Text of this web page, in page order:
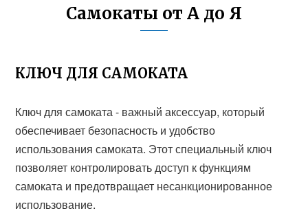
Самокаты от А до Я
КЛЮЧ ДЛЯ САМОКАТА
Ключ для самоката - важный аксессуар, который
обеспечивает безопасность и удобство
использования самоката. Этот специальный ключ
позволяет контролировать доступ к функциям
самоката и предотвращает несанкционированное
использование.